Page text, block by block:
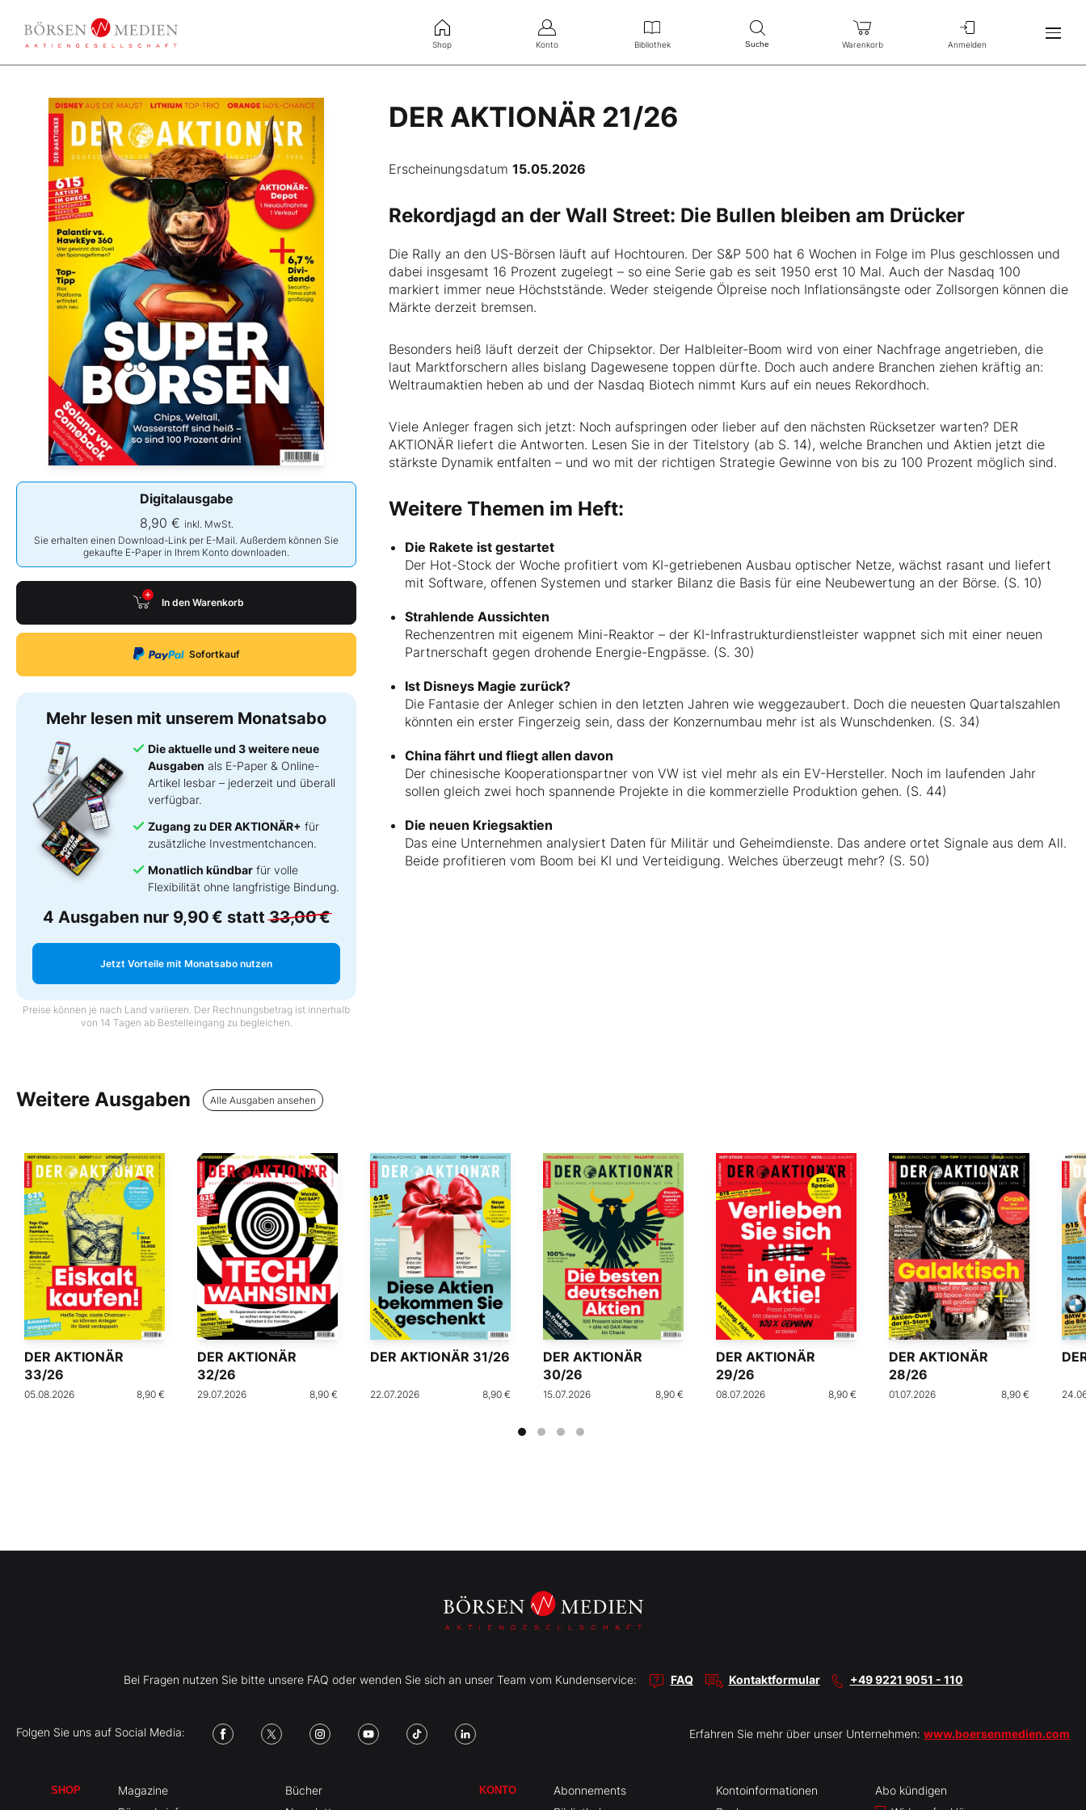
Shop Konto Bibliothek Suche Warenkorb Anmelden
DER AKTIONÄR 21/26
Erscheinungsdatum15.05.2026
Digitalausgabe
8,90 € inkl. MwSt.
Sie erhalten einen Download-Link per E-Mail. Außerdem können Sie
gekaufte E-Paper in Ihrem Konto downloaden.
In den Warenkorb
Sofortkauf
Mehr lesen mit unserem Monatsabo
Die aktuelle und 3 weitere neue
Ausgaben als E-Paper & Online-
Artikel lesbar – jederzeit und überall
verfügbar.
Zugang zu DER AKTIONÄR+ für
zusätzliche Investmentchancen.
Monatlich kündbar für volle
Flexibilität ohne langfristige Bindung.
4 Ausgaben nur 9,90 € statt33,00 €
Jetzt Vorteile mit Monatsabo nutzen
Preise können je nach Land variieren. Der Rechnungsbetrag ist innerhalb
von 14 Tagen ab Bestelleingang zu begleichen.
Rekordjagd an der Wall Street: Die Bullen bleiben am Drücker
Die Rally an den US-Börsen läuft auf Hochtouren. Der S&P 500 hat 6 Wochen in Folge im Plus geschlossen und
dabei insgesamt 16 Prozent zugelegt – so eine Serie gab es seit 1950 erst 10 Mal. Auch der Nasdaq 100
markiert immer neue Höchststände. Weder steigende Ölpreise noch Inflationsängste oder Zollsorgen können die
Märkte derzeit bremsen.
Besonders heiß läuft derzeit der Chipsektor. Der Halbleiter-Boom wird von einer Nachfrage angetrieben, die
laut Marktforschern alles bislang Dagewesene toppen dürfte. Doch auch andere Branchen ziehen kräftig an:
Weltraumaktien heben ab und der Nasdaq Biotech nimmt Kurs auf ein neues Rekordhoch.
Viele Anleger fragen sich jetzt: Noch aufspringen oder lieber auf den nächsten Rücksetzer warten? DER
AKTIONÄR liefert die Antworten. Lesen Sie in der Titelstory (ab S. 14), welche Branchen und Aktien jetzt die
stärkste Dynamik entfalten – und wo mit der richtigen Strategie Gewinne von bis zu 100 Prozent möglich sind.
Weitere Themen im Heft:
Die Rakete ist gestartet
Der Hot-Stock der Woche profitiert vom KI-getriebenen Ausbau optischer Netze, wächst rasant und liefert
mit Software, offenen Systemen und starker Bilanz die Basis für eine Neubewertung an der Börse. (S. 10)
Strahlende Aussichten
Rechenzentren mit eigenem Mini-Reaktor – der KI-Infrastrukturdienstleister wappnet sich mit einer neuen
Partnerschaft gegen drohende Energie-Engpässe. (S. 30)
Ist Disneys Magie zurück?
Die Fantasie der Anleger schien in den letzten Jahren wie weggezaubert. Doch die neuesten Quartalszahlen
könnten ein erster Fingerzeig sein, dass der Konzernumbau mehr ist als Wunschdenken. (S. 34)
China fährt und fliegt allen davon
Der chinesische Kooperationspartner von VW ist viel mehr als ein EV-Hersteller. Noch im laufenden Jahr
sollen gleich zwei hoch spannende Projekte in die kommerzielle Produktion gehen. (S. 44)
Die neuen Kriegsaktien
Das eine Unternehmen analysiert Daten für Militär und Geheimdienste. Das andere ortet Signale aus dem All.
Beide profitieren vom Boom bei KI und Verteidigung. Welches überzeugt mehr? (S. 50)
Weitere Ausgaben Alle Ausgaben ansehen
DER AKTIONÄR
33/26
05.08.2026 8,90 €
DER AKTIONÄR
32/26
29.07.2026 8,90 €
DER AKTIONÄR 31/26
22.07.2026 8,90 €
DER AKTIONÄR
30/26
15.07.2026 8,90 €
DER AKTIONÄR
29/26
08.07.2026 8,90 €
DER AKTIONÄR
28/26
01.07.2026 8,90 €
Bei Fragen nutzen Sie bitte unsere FAQ oder wenden Sie sich an unser Team vom Kundenservice: FAQ Kontaktformular +49 9221 9051 - 110
Folgen Sie uns auf Social Media: Erfahren Sie mehr über unser Unternehmen: www.boersenmedien.com
SHOP
Magazine
Bücher
KONTO
Abonnements
Kontoinformationen
Abo kündigen